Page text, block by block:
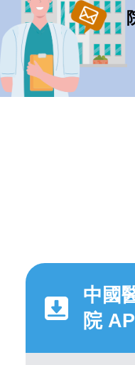
中國
院